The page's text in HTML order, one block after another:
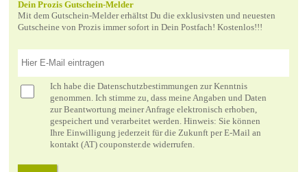
Dein Prozis Gutschein-Melder
Mit dem Gutschein-Melder erhältst Du die exklusivsten und neuesten
Gutscheine von Prozis immer sofort in Dein Postfach! Kostenlos!!!
Ich habe die Datenschutzbestimmungen zur Kenntnis
genommen. Ich stimme zu, dass meine Angaben und Daten
zur Beantwortung meiner Anfrage elektronisch erhoben,
gespeichert und verarbeitet werden. Hinweis: Sie können
Ihre Einwilligung jederzeit für die Zukunft per E-Mail an
kontakt (AT) couponster.de widerrufen.